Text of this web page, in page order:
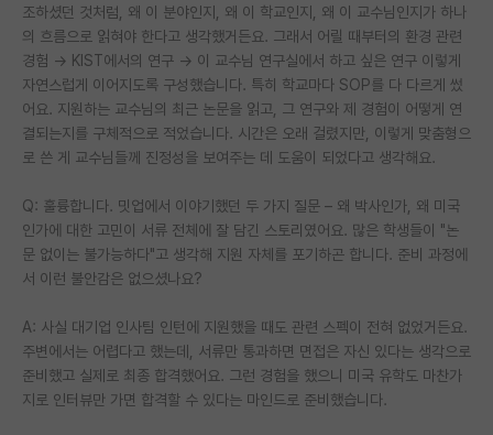
조하셨던 것처럼, 왜 이 분야인지, 왜 이 학교인지, 왜 이 교수님인지가 하나
의 흐름으로 읽혀야 한다고 생각했거든요. 그래서 어릴 때부터의 환경 관련
경험 → KIST에서의 연구 → 이 교수님 연구실에서 하고 싶은 연구 이렇게
자연스럽게 이어지도록 구성했습니다. 특히 학교마다 SOP를 다 다르게 썼
어요. 지원하는 교수님의 최근 논문을 읽고, 그 연구와 제 경험이 어떻게 연
결되는지를 구체적으로 적었습니다. 시간은 오래 걸렸지만, 이렇게 맞춤형으
로 쓴 게 교수님들께 진정성을 보여주는 데 도움이 되었다고 생각해요.
Q: 훌륭합니다. 밋업에서 이야기했던 두 가지 질문 – 왜 박사인가, 왜 미국
인가에 대한 고민이 서류 전체에 잘 담긴 스토리였어요. 많은 학생들이 "논
문 없이는 불가능하다"고 생각해 지원 자체를 포기하곤 합니다. 준비 과정에
서 이런 불안감은 없으셨나요?
A: 사실 대기업 인사팀 인턴에 지원했을 때도 관련 스펙이 전혀 없었거든요.
주변에서는 어렵다고 했는데, 서류만 통과하면 면접은 자신 있다는 생각으로
준비했고 실제로 최종 합격했어요. 그런 경험을 했으니 미국 유학도 마찬가
지로 인터뷰만 가면 합격할 수 있다는 마인드로 준비했습니다.